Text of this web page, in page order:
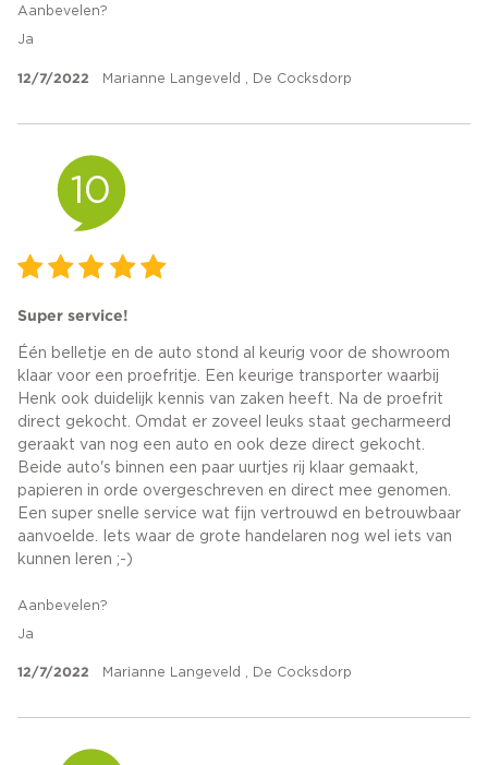
Aanbevelen?
Ja
12/7/2022 Marianne Langeveld , De Cocksdorp
10
Super service!
Één belletje en de auto stond al keurig voor de showroom
klaar voor een proefritje. Een keurige transporter waarbij
Henk ook duidelijk kennis van zaken heeft. Na de proefrit
direct gekocht. Omdat er zoveel leuks staat gecharmeerd
geraakt van nog een auto en ook deze direct gekocht.
Beide auto's binnen een paar uurtjes rij klaar gemaakt,
papieren in orde overgeschreven en direct mee genomen.
Een super snelle service wat fijn vertrouwd en betrouwbaar
aanvoelde. Iets waar de grote handelaren nog wel iets van
kunnen leren ;-)
Aanbevelen?
Ja
12/7/2022 Marianne Langeveld , De Cocksdorp